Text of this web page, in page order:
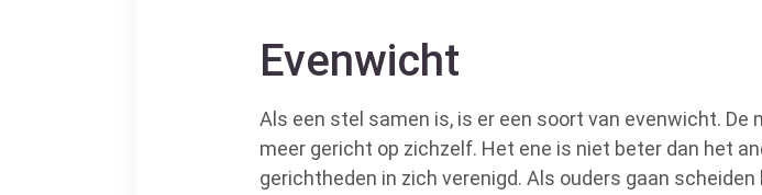
Evenwicht
Als een stel samen is, is er een soort van evenwicht. De
meer gericht op zichzelf. Het ene is niet beter dan het
gerichtheden in zich verenigd. Als ouders gaan